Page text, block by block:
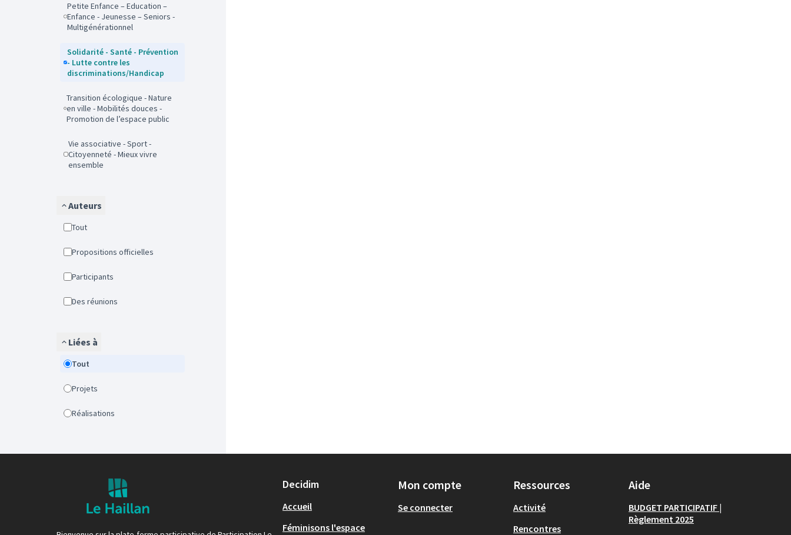
Petite Enfance – Education –
Enfance - Jeunesse – Seniors -
Multigénérationnel
Solidarité - Santé - Prévention
- Lutte contre les
discriminations/Handicap
Transition écologique - Nature
en ville - Mobilités douces -
Promotion de l’espace public
Vie associative - Sport -
Citoyenneté - Mieux vivre
ensemble
Auteurs
Tout
Propositions officielles
Participants
Des réunions
Liées à
Tout
Projets
Réalisations
Decidim
Accueil
Féminisons l'espace
Mon compte
Se connecter
Ressources
Activité
Rencontres
Aide
BUDGET PARTICIPATIF |
Règlement 2025